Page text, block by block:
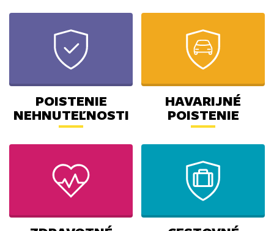
POISTENIE
NEHNUTEĽNOSTI
HAVARIJNÉ
POISTENIE